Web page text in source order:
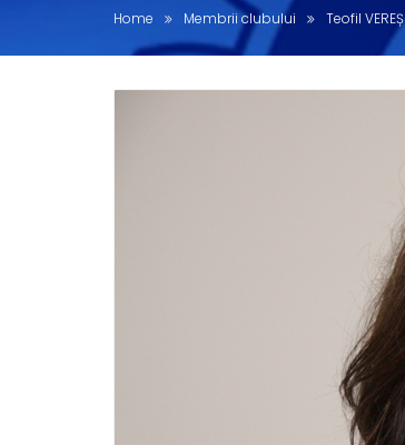
Home Membrii clubului Teofil VEREȘ